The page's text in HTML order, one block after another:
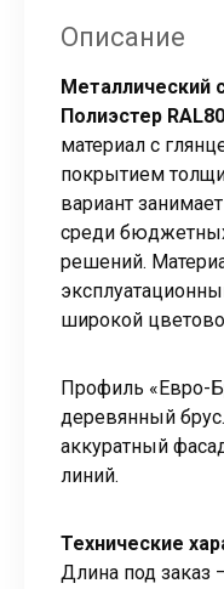
Описание
Металлический
Полиэстер
материал с
покрытием
вариант
среди
решений.
широкой
Профиль «Евро-
деревянный
аккуратный
линий.
Технические
Длина под заказ